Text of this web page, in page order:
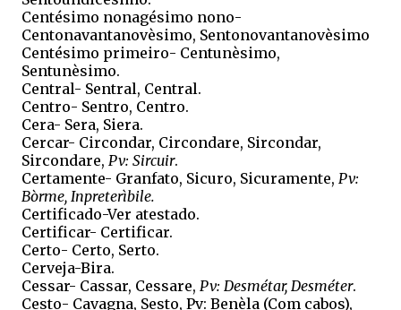
Centésimo nonagésimo nono-
Centonavantanovèsimo, Sentonovantanovèsimo
Centésimo primeiro- Centunèsimo,
Sentunèsimo.
Central- Sentral, Central.
Centro- Sentro, Centro.
Cera- Sera, Siera.
Cercar- Circondar, Circondare, Sircondar,
Sircondare, Pv: Sircuir.
Certamente- Granfato, Sicuro, Sicuramente, Pv:
Bòrme, Inpreterìbile.
Certificado-Ver atestado.
Certificar- Certificar.
Certo- Certo, Serto.
Cerveja-Bira.
Cessar- Cassar, Cessare, Pv: Desmétar, Desméter.
Cesto- Cavagna, Sesto, Pv: Benèla (Com cabos),